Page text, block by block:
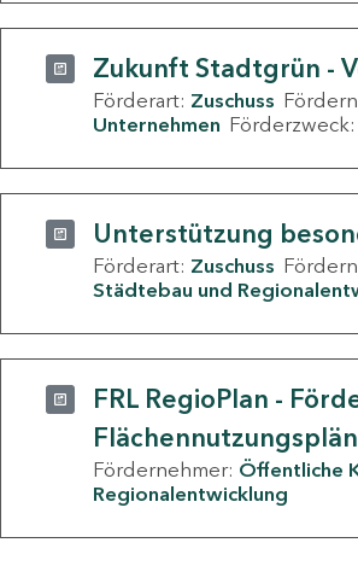
Zukunft Stadtgrün -
Förderart: Zuschuss
Unternehmen Förderzweck:
Unterstützung
Förderart: Zuschuss
Städtebau und
FRL RegioPlan -
Fördernehmer: Öffentliche
Regionalentwicklung